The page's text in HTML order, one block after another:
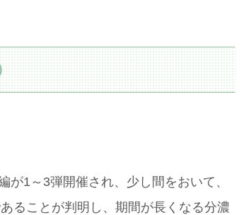
1～3弾開催され、少し間をおいて、
ることが判明し、期間が長くなる分濃